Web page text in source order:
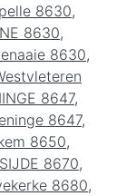
8630,
8630,
8630,
8647,
8647,
8650,
8670,
8680,